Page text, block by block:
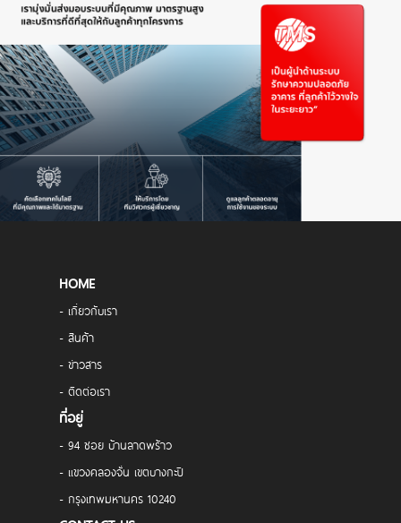
HOME
- เกี่ยวกับเรา
- สินค้า
- ข่าวสาร
- ติดต่อเรา
ที่อยู่
- 94 ซอย บ้านลาดพร้าว
- แขวงคลองจั่น เขตบางกะปิ
- กรุงเทพมหานคร 10240